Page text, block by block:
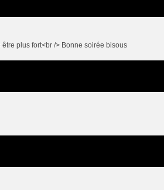
plus fort<br /> Bonne soirée bisous